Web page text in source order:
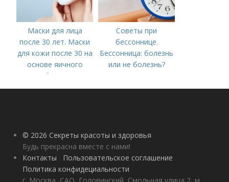
Маски для лица
после 30 лет. Маски
для кожи после 30 на
основе яичного
белка
Советы при
бессоннице.
Бессонница: болезнь
или не болезнь?
© 2026 Секреты красоты и здоровья
Будь прекрасна вместе с нами!
Контакты
Пользовательское соглашение
Политика конфидециальности